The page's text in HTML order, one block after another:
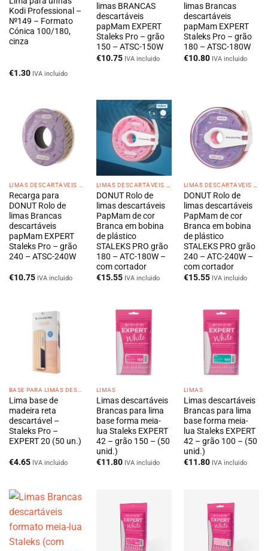
Kodi Professional –
№149 – Formato
Cónica 100/180,
cinza
€1.30 IVA incluido
limas BRANCAS
descartáveis
papMam EXPERT
Staleks Pro – grão
150 – ATSC-150W
€10.75 IVA incluido
limas Brancas
descartáveis
papMam EXPERT
Staleks Pro – grão
180 – ATSC-180W
€10.80 IVA incluido
LIMAS DESCARTÁVEIS DONUT
Recarga para
DONUT Rolo de
limas Brancas
descartáveis
papMam EXPERT
Staleks Pro – grão
240 – ATSC-240W
€10.75 IVA incluido
LIMAS DESCARTÁVEIS DONUT
DONUT Rolo de
limas descartáveis
PapMam de cor
Branca em bobina
de plástico
STALEKS PRO grão
180 – ATC-180W –
com cortador
€15.55 IVA incluido
LIMAS DESCARTÁVEIS DONUT
DONUT Rolo de
limas descartáveis
PapMam de cor
Branca em bobina
de plástico
STALEKS PRO grão
240 – ATC-240W –
com cortador
€15.55 IVA incluido
Lima base de
madeira reta
descartável –
Staleks Pro –
EXPERT 20 (50 un.)
€4.65 IVA incluido
LIMAS
Limas descartáveis
Brancas para lima
base forma meia-
lua Staleks EXPERT
42 – grão 150 – (50
unid.)
€11.80 IVA incluido
LIMAS
Limas descartáveis
Brancas para lima
base forma meia-
lua Staleks EXPERT
42 – grão 100 – (50
unid.)
€11.80 IVA incluido